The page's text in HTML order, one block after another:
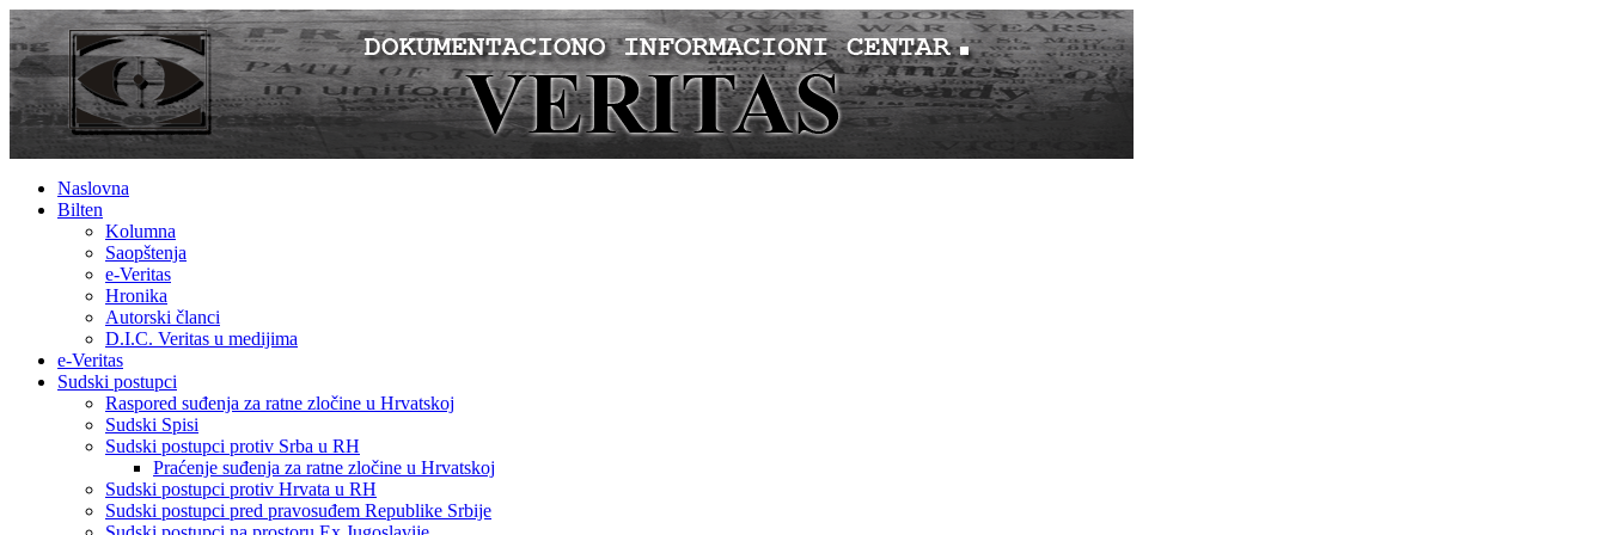
Naslovna
Bilten
Kolumna
Saopštenja
e-Veritas
Hronika
Autorski članci
D.I.C. Veritas u medijima
e-Veritas
Sudski postupci
Raspored suđenja za ratne zločine u Hrvatskoj
Sudski Spisi
Sudski postupci protiv Srba u RH
Praćenje suđenja za ratne zločine u Hrvatskoj
Sudski postupci protiv Hrvata u RH
Sudski postupci pred pravosuđem Republike Srbije